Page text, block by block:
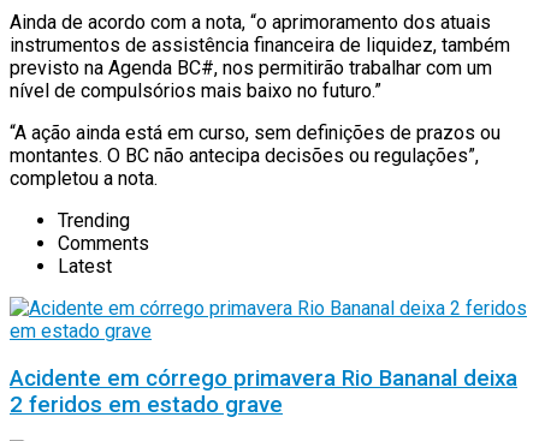
Ainda de acordo com a nota, “o aprimoramento dos atuais
instrumentos de assistência financeira de liquidez, também
previsto na Agenda BC#, nos permitirão trabalhar com um
nível de compulsórios mais baixo no futuro.”
“A ação ainda está em curso, sem definições de prazos ou
montantes. O BC não antecipa decisões ou regulações”,
completou a nota.
Trending
Comments
Latest
Acidente em córrego primavera Rio Bananal deixa
2 feridos em estado grave